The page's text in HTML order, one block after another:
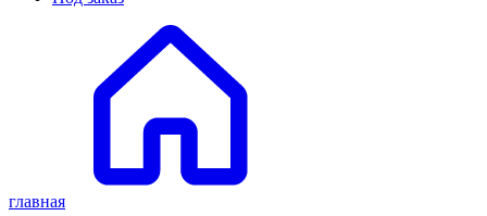
главная